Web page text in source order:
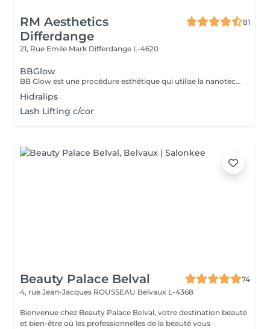
RM Aesthetics
Differdange
81
21, Rue Emile Mark Differdange L-4620
BBGlow
BB Glow est une procédure esthétique qui utilise la nanotechnologie pour améliorer l'éclat et la douceur de la peau sans avoir besoin de maquillage. Réalisé sur le derme, il induit et stimule les fibroblastes pour synthétiser le collagène et l'élastine. Ce traitement est réalisé avec un dermapen, des micro-aiguilles et des ampoules spécifiques. Favorise la revitalisation de la peau, la réduction des imperfections, des cernes et des rides d'expression. Lissage des cicatrices d'acné et effet lifting. LES INDICATIONS Réduction des pores Réduction des taches et des taches de rousseur Améliore l'élasticité de la peau Activer le collagène Réduction des ridules d'expression Teint uniforme Améliore la luminosité
Hidralips
Lash Lifting c/cor
Beauty Palace Belval
74
4, rue Jean-Jacques ROUSSEAU Belvaux L-4368
Bienvenue chez Beauty Palace Belval, votre destination beauté
et bien-être où les professionnelles de la beauté vous